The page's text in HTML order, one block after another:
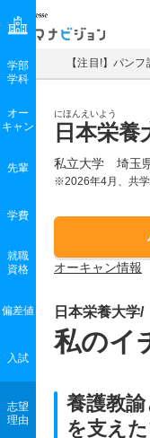
マナビ
【注目!】パン
にほんえいよう
日本栄養
私立大学 埼玉
※2026年4月、共
オーキャン情報
学部
学科
オー
キャン
先輩
学費
就職
資格
偏差値
入試
志望
理由
日本栄養大学/
私のイ
養護教
を支え